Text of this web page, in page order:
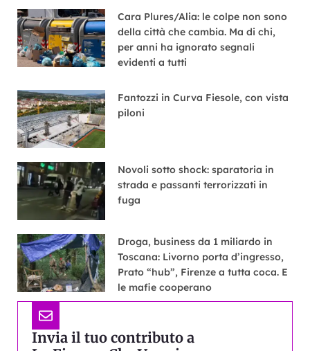
Cara Plures/Alia: le colpe non sono
della città che cambia. Ma di chi,
per anni ha ignorato segnali
evidenti a tutti
Fantozzi in Curva Fiesole, con vista
piloni
Novoli sotto shock: sparatoria in
strada e passanti terrorizzati in
fuga
Droga, business da 1 miliardo in
Toscana: Livorno porta d’ingresso,
Prato “hub”, Firenze a tutta coca. E
le mafie cooperano
Invia il tuo contributo a